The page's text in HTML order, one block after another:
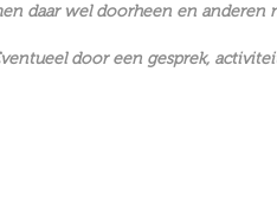
daar wel doorheen en anderen
door een gesprek,